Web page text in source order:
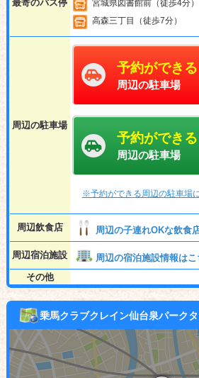
最寄のバス停
宮城県図書館前（徒歩4分）
高森三丁目（徒歩7分）
周辺の駐車場
予約ができる
周辺の駐車場
予約ができる
周辺の駐車場
※予約ができる周辺の駐車場
周辺飲食店 周辺の子連れOKな飲食
周辺宿泊施設
周辺の宿泊施設情報はこ
その他
乗馬クラブクレイン仙台泉パーク